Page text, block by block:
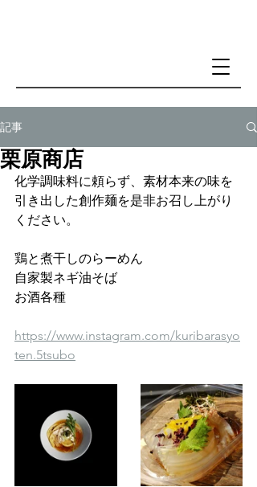
記事
栗原商店
化学調味料に頼らず、素材本来の味を
引き出した創作麺を是非お召し上がり
ください。
鶏と煮干しのらーめん
自家製ネギ油そば
お酒各種
https://www.instagram.com/kuribarasyo
ten.5tsubo